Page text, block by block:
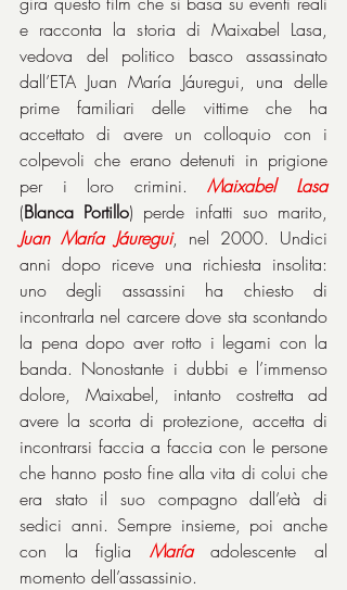
e racconta la storia di Maixabel Lasa,
vedova del politico basco assassinato
dall’ETA Juan María Jáuregui, una delle
prime familiari delle vittime che ha
accettato di avere un colloquio con i
colpevoli che erano detenuti in prigione
per i loro crimini. Maixabel
Lasa
(Blanca Portillo
Juan María Jáuregui, nel 2000. Undici
anni dopo riceve una richiesta insolita:
uno degli assassini ha chiesto di
incontrarla nel carcere dove sta scontando
la pena dopo aver rotto i legami con la
banda. Nonostante i dubbi e l’immenso
dolore, Maixabel, intanto costretta ad
avere la scorta di protezione, accetta di
incontrarsi faccia a faccia con le persone
che hanno posto fine alla vita di colui che
era stato il suo compagno dall’età di
sedici anni. Sempre insieme, poi anche
con la figlia María adolescente al
momento dell’assassinio.